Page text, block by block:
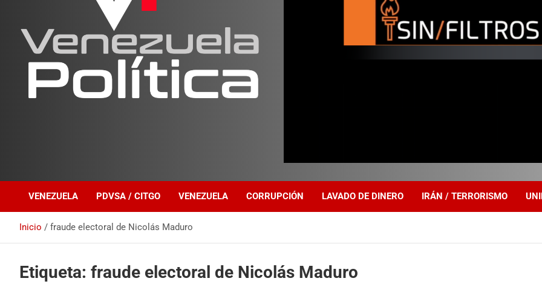
VENEZUELA PDVSA / CITGO VENEZUELA CORRUPCIÓN LAVADO DE DINERO IRÁN / TERRORISMO
Inicio fraude electoral de Nicolás Maduro
Etiqueta: fraude electoral de Nicolás Maduro